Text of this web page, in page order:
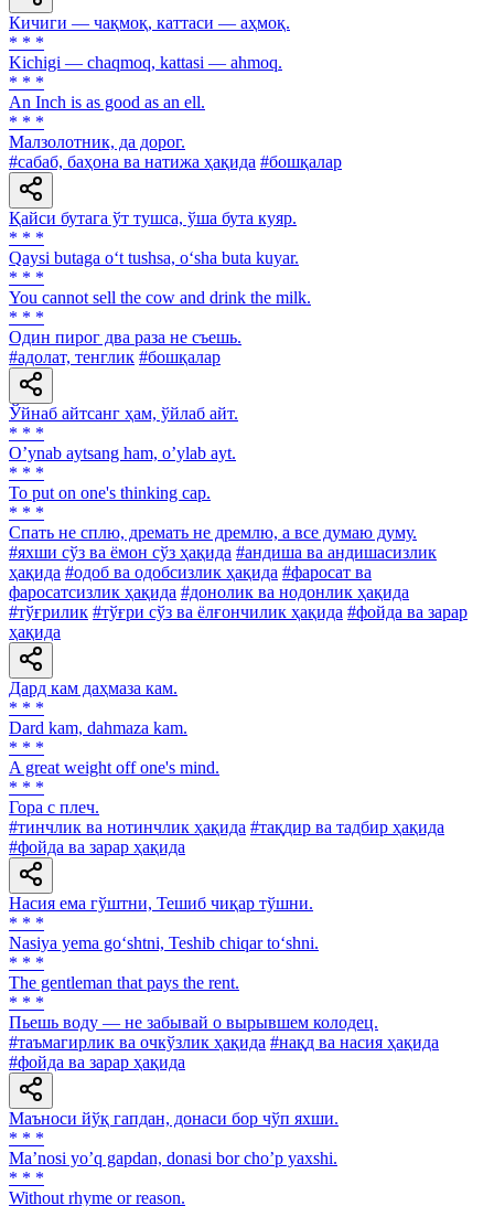
Кичиги — чақмоқ, каттаси — аҳмоқ.
* * *
Kichigi — chaqmoq, kattasi — ahmoq.
* * *
An Inch is as good as an ell.
* * *
Малзолотник, да дорог.
#сабаб, баҳона ва натижа ҳақида #бошқалар
Қайси бутага ўт тушса, ўша бута куяр.
* * *
Qaysi butaga o‘t tushsa, o‘sha buta kuyar.
* * *
You cannot sell the cow and drink the milk.
* * *
Один пирог два раза не съешь.
#адолат, тенглик #бошқалар
Ўйнаб айтсанг ҳам, ўйлаб айт.
* * *
Oʼynab aytsang ham, oʼylab ayt.
* * *
To put on one's thinking cap.
* * *
Спать не сплю, дремать не дремлю, а все думаю думу.
#яхши сўз ва ёмон сўз ҳақида #андиша ва андишасизлик
ҳақида #одоб ва одобсизлик ҳақида #фаросат ва
фаросатсизлик ҳақида #донолик ва нодонлик ҳақида
#тўғрилик #тўғри сўз ва ёлғончилик ҳақида #фойда ва зарар
ҳақида
Дард кам даҳмаза кам.
* * *
Dard kam, dahmaza kam.
* * *
A great weight off one's mind.
* * *
Гора с плеч.
#тинчлик ва нотинчлик ҳақида #тақдир ва тадбир ҳақида
#фойда ва зарар ҳақида
Насия ема гўштни, Тешиб чиқар тўшни.
* * *
Nasiya yema go‘shtni, Teshib chiqar to‘shni.
* * *
The gentleman that pays the rent.
* * *
Пьешь воду — не забывай о вырывшем колодец.
#таъмагирлик ва очкўзлик ҳақида #нақд ва насия ҳақида
#фойда ва зарар ҳақида
Маъноси йўқ гапдан, донаси бор чўп яхши.
* * *
Maʼnosi yoʼq gapdan, donasi bor choʼp yaxshi.
* * *
Without rhyme or reason.